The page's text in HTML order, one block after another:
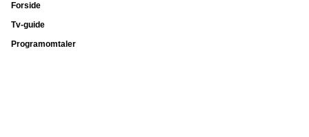
Forside
Tv-guide
Programomtaler